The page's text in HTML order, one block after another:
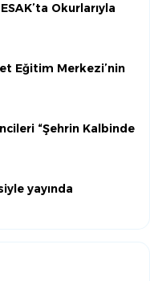
Okurlarıyla
Eğitim Merkezi’nin
“Şehrin Kalbinde
yayında